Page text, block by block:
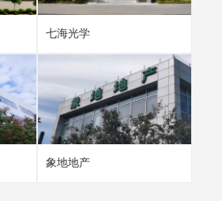
七海光学
象地地产